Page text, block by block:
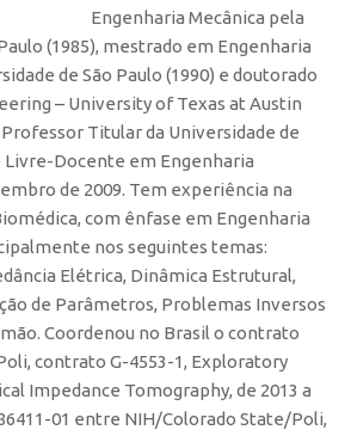
Engenharia Mecânica pela
(1985), mestrado em Engenharia
de São Paulo (1990) e doutorado
– University of Texas at Austin
Titular da Universidade de
Livre-Docente em Engenharia
de 2009. Tem experiência na
com ênfase em Engenharia
nos seguintes temas:
Elétrica, Dinâmica Estrutural,
de Parâmetros, Problemas Inversos
Coordenou no Brasil o contrato
contrato G-4553-1, Exploratory
Impedance Tomography, de 2013 a
01 entre NIH/Colorado State/Poli,